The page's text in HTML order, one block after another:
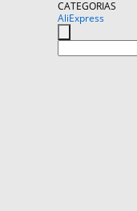
CATEGORIAS
AliExpress